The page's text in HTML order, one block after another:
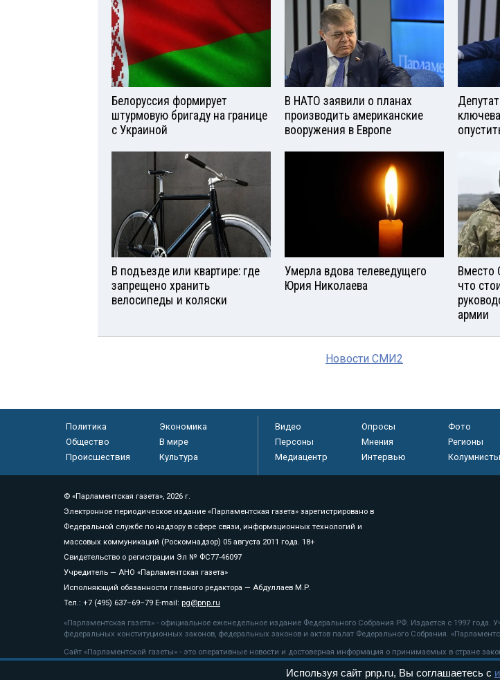
Белоруссия формирует
штурмовую бригаду на границе
с Украиной
В НАТО заявили о планах
производить американские
вооружения в Европе
В подъезде или квартире: где
запрещено хранить
велосипеды и коляски
Умерла вдова телеведущего
Юрия Николаева
Вместо
что
армии
Новости СМИ2
Политика
Экономика
Общество
В мире
Происшествия
Культура
Видео Опросы
Фото
Персоны
Мнения
Регионы
Медиацентр
Интервью Колумнисты
© «Парламентская газета», 2026 г.
Электронное периодическое издание «Парламентская газета» зарегистрировано в
Федеральной службе по надзору в сфере связи, информационных технологий и
массовых коммуникаций (Роскомнадзор) 05 августа 2011 года. 18+
Свидетельство о регистрации Эл № ФС77-46097
Учредитель — АНО «Парламентская газета»
Исполняющий обязанности главного редактора — Абдуллаев М.Р.
Тел.: +7 (495) 637–69–79 E-mail: pg@pnp.ru
«Парламентская газета» - официальное еженедельное издание Федерального Собрания РФ. Издается с 1997
федеральных конституционных законов, федеральных законов и актов палат Федерального Собрания.
Сайт «Парламентской газеты» - это оперативные новости и достоверная информация о принимаемых в стране
«Парламентской газеты» активная ссылка на pnp.ru обязательна.
Используя сайт pnp.ru, Вы соглашаетесь с